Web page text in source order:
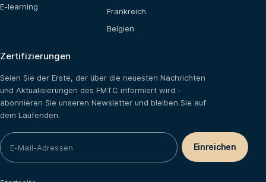
E-learning
Frankreich
Belgien
Zertifizierungen
Seien Sie der Erste, der über die neuesten Nachrichten
und Aktualisierungen des FMTC informiert wird -
abonnieren Sie unseren Newsletter und bleiben Sie auf
dem Laufenden.